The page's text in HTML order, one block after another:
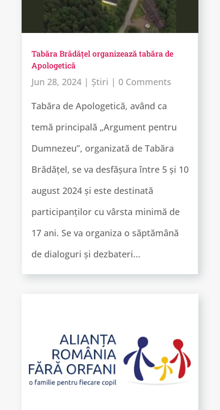
Tabăra Brădățel organizează tabăra de
Apologetică
Jun 28, 2024| Știri | 0 Comments
Tabăra de Apologetică, având ca
temă principală „Argument pentru
Dumnezeu”, organizată de Tabăra
Brădățel, se va desfășura între 5 și 10
august 2024 și este destinată
participanților cu vârsta minimă de
17 ani. Se va organiza o săptămână
de dialoguri și dezbateri...